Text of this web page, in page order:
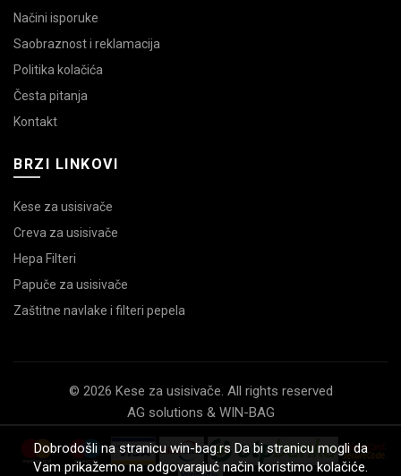
Načini isporuke
Saobraznost i reklamacija
Politika kolačića
Česta pitanja
Kontakt
BRZI LINKOVI
Kese za usisivače
Creva za usisivače
Hepa Filteri
Papuče za usisivače
Zaštitne navlake i filteri pepela
© 2026 Kese za usisivače. All rights reserved
AG solutions & WIN-BAG
Dobrodošli na stranicu win-bag.rs Da bi stranicu mogli da
Vam prikažemo na odgovarajuć način koristimo kolačiće.